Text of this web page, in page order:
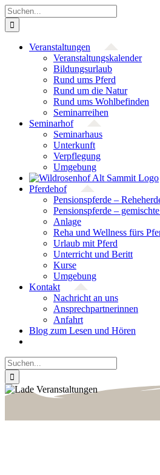
Zum
Inhalt
springen
Suche
nach:
Veranstaltungen
Veranstaltungs­kalender
Bildungsurlaub
Rund ums Pferd
Rund um die Natur
Rund ums Wohlbefinden
Seminarreihen
Seminarhof
Seminarhaus
Unterkunft
Verpflegung
Umgebung
Pferdehof
Pensionspferde –
Pensionspferde –
Anlage
Reha und Wellness fürs
Urlaub mit Pferd
Unterricht und Beritt
Kurse
Umgebung
Kontakt
Nachricht an uns
Ansprech­partnerinnen
Anfahrt
Blog zum Lesen und Hören
Suche
nach: